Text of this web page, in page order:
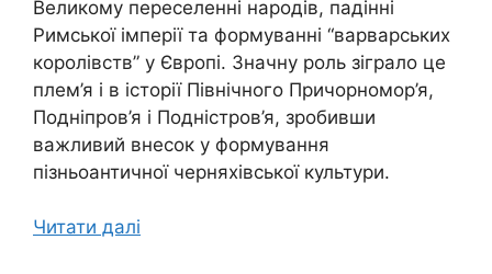
Великому переселенні народів, падінні
Римської імперії та формуванні “варварських
королівств” у Європі. Значну роль зіграло це
плем’я і в історії Північного Причорномор’я,
Подніпров’я і Подністров’я, зробивши
важливий внесок у формування
пізньоантичної черняхівської культури.
Читати далі